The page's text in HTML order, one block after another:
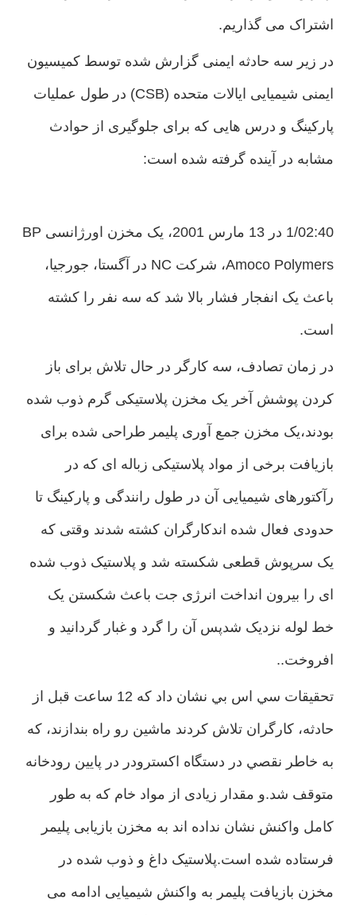
اشتراک می گذاریم.
در زیر سه حادثه ایمنی گزارش شده توسط کمیسیون
ایمنی شیمیایی ایالات متحده (CSB) در طول عملیات
پارکینگ و درس هایی که برای جلوگیری از حوادث
مشابه در آینده گرفته شده است:
1/02:40 در 13 مارس 2001، یک مخزن اورژانسی BP
Amoco Polymers، شرکت NC در آگستا، جورجیا،
باعث یک انفجار فشار بالا شد که سه نفر را کشته
است.
در زمان تصادف، سه کارگر در حال تلاش برای باز
کردن پوشش آخر یک مخزن پلاستیکی گرم ذوب شده
بودند،یک مخزن جمع آوری پلیمر طراحی شده برای
بازیافت برخی از مواد پلاستیکی زباله ای که در
رآکتورهای شیمیایی آن در طول رانندگی و پارکینگ تا
حدودی فعال شده اندکارگران کشته شدند وقتی که
یک سرپوش قطعی شکسته شد و پلاستیک ذوب شده
ای را بیرون انداخت انرژی جت باعث شکستن یک
خط لوله نزدیک شدپس آن را گرد و غبار گردانید و
افروخت..
تحقيقات سي اس بي نشان داد که 12 ساعت قبل از
حادثه، کارگران تلاش کردند ماشين رو راه بندازند، که
به خاطر نقصي در دستگاه اكسترودر در پايين رودخانه
متوقف شد.و مقدار زیادی از مواد خام که به طور
کامل واکنش نشان نداده اند به مخزن بازیابی پلیمر
فرستاده شده است.پلاستیک داغ و ذوب شده در
مخزن بازیافت پلیمر به واکنش شیمیایی ادامه می